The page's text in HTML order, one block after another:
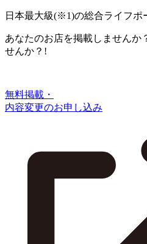
日本最大級(※1)の総合ライフポ
あなたのお店を掲載しませんか
せんか？!
無料掲載・
内容変更のお申し込み